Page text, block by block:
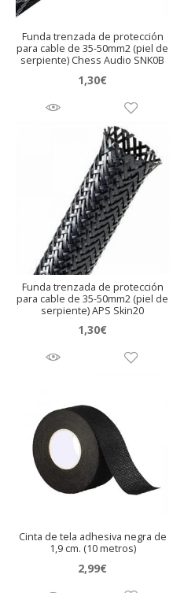
Funda trenzada de protección
para cable de 35-50mm2 (piel de
serpiente) Chess Audio SNK0B
1,30€
Funda trenzada de protección
para cable de 35-50mm2 (piel de
serpiente) APS Skin20
1,30€
Cinta de tela adhesiva negra de
1,9 cm. (10 metros)
2,99€